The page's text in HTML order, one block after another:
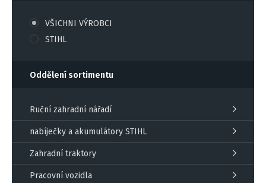
VŠICHNI VÝROBCI
STIHL
Oddělení sortimentu
Ruční zahradní nářadí
nabíječky a akumulátory STIHL
Zahradní traktory
Pracovní vozidla